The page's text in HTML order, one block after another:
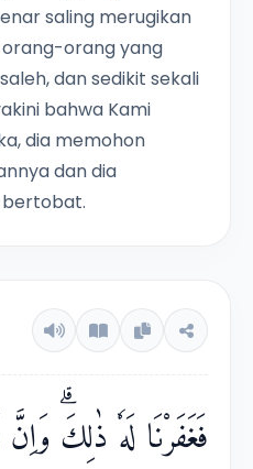
saling merugikan
orang-orang yang
dan sedikit sekali
bahwa Kami
dia memohon
dan dia
فَغَفَرْنَا لَهٗ ذٰلِكَۗ وَاِنَّ